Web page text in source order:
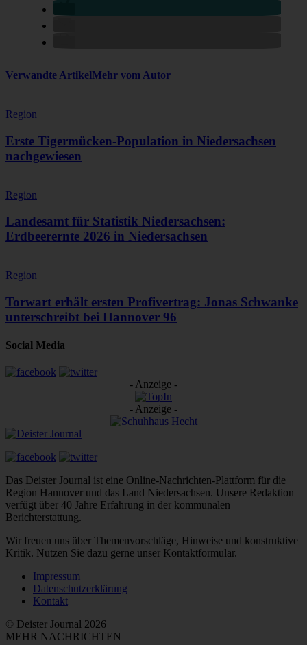
Verwandte ArtikelMehr vom Autor
Region
Erste Tigermücken-Population in Niedersachsen
nachgewiesen
Region
Landesamt für Statistik Niedersachsen:
Erdbeerernte 2026 in Niedersachsen
Region
Torwart erhält ersten Profivertrag: Jonas Schwanke
unterschreibt bei Hannover 96
Social Media
- Anzeige -
- Anzeige -
Das Deister Journal ist eine Online-Nachrichten-Plattform für die
Region Hannover und das Land Niedersachsen. Unsere Redaktion
verfügt über 40 Jahre Erfahrung in der kommunalen
Berichterstattung.
Wir freuen uns über Themenvorschläge, Hinweise und konstruktive
Kritik. Nutzen Sie dazu gerne unser Kontaktformular.
Impressum
Datenschutzerklärung
Kontakt
© Deister Journal 2026
MEHR NACHRICHTEN